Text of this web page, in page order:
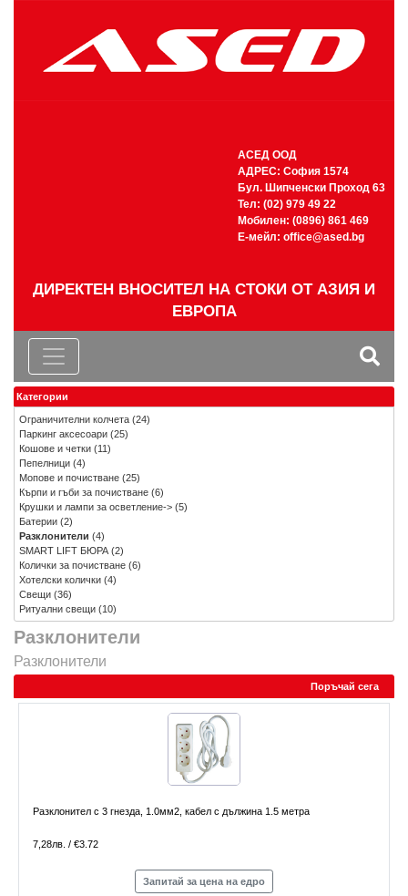
АСЕД ООД
АДРЕС: София 1574
Бул. Шипченски Проход 63
Тел: (02) 979 49 22
Мобилен: (0896) 861 469
Е-мейл: office@ased.bg
ДИРЕКТЕН ВНОСИТЕЛ НА СТОКИ ОТ АЗИЯ И
ЕВРОПА
Разклонители
Разклонители
Поръчай сега
Разклонител с 3 гнезда, 1.0мм2, кабел с дължина 1.5 метра
7,28лв. / €3.72
Запитай за цена на едро
Категории
Ограничителни колчета (24)
Паркинг аксесоари (25)
Кошове и четки (11)
Пепелници (4)
Мопове и почистване (25)
Кърпи и гъби за почистване (6)
Крушки и лампи за осветление-> (5)
Батерии (2)
Разклонители (4)
SMART LIFT БЮРА(2)
Колички за почистване (6)
Хотелски колички (4)
Свещи (36)
Ритуални свещи (10)